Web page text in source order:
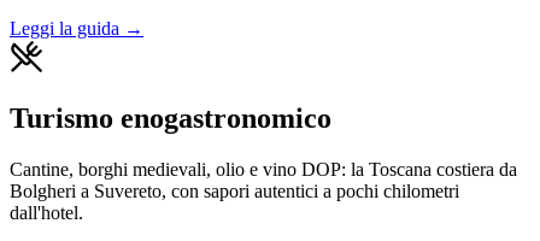
Leggi la guida →
Turismo enogastronomico
Cantine, borghi medievali, olio e vino DOP: la Toscana costiera da
Bolgheri a Suvereto, con sapori autentici a pochi chilometri
dall'hotel.